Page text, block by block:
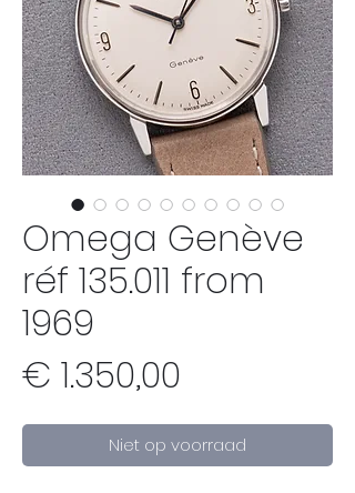
Omega Genève
réf 135.011 from
1969
€ 1.350,00
Niet op voorraad